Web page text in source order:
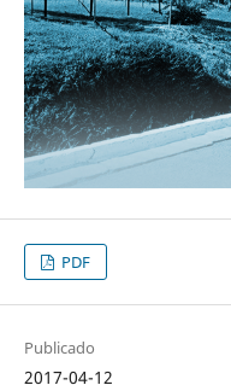
PDF
Publicado
2017-04-12